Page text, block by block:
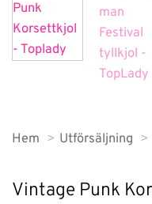
Hem Utförsäljning
Vintage Punk